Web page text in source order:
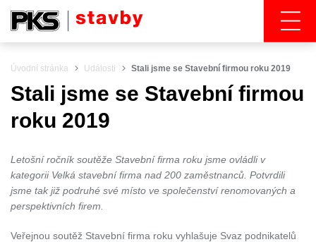
Úvodní stránka Události Stali jsme se Stavební firmou roku 2019
Stali jsme se Stavební firmou
roku 2019
Letošní ročník soutěže Stavební firma roku jsme ovládli v
kategorii Velká stavební firma nad 200 zaměstnanců. Potvrdili
jsme tak již podruhé své místo ve společenství renomovaných a
perspektivních firem.
Veřejnou soutěž Stavební firma roku vyhlašuje Svaz podnikatelů